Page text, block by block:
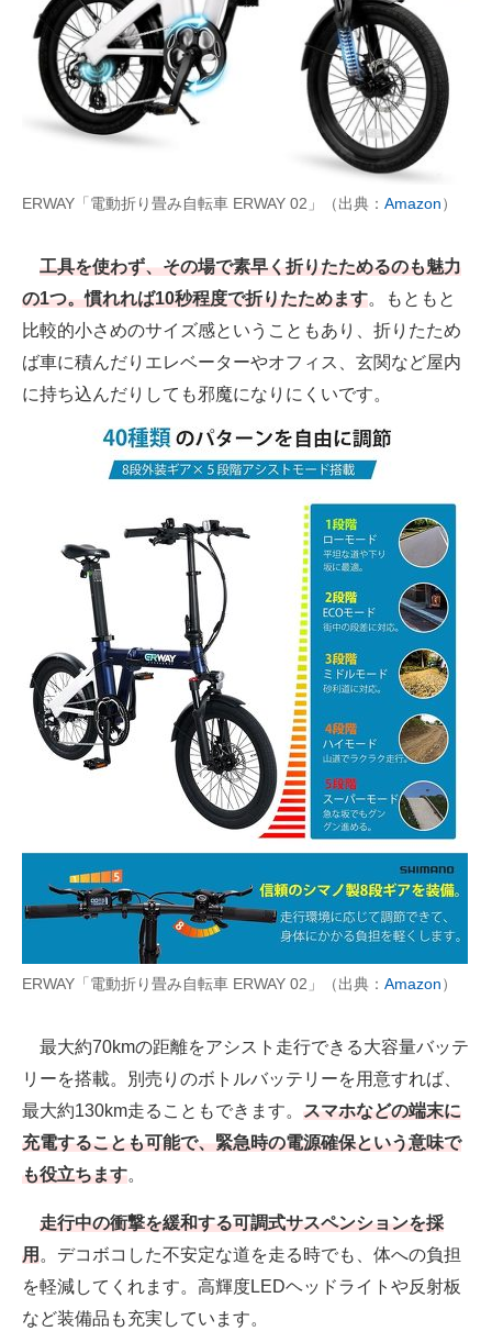
ERWAY「電動折り畳み自転車 ERWAY 02」（出典： Amazon）
工具を使わず、その場で素早く折りたためるのも魅力
の1つ。慣れれば10秒程度で折りたためます。もともと
比較的小さめのサイズ感ということもあり、折りたため
ば車に積んだりエレベーターやオフィス、玄関など屋内
に持ち込んだりしても邪魔になりにくいです。
ERWAY「電動折り畳み自転車 ERWAY 02」（出典： Amazon）
最大約70kmの距離をアシスト走行できる大容量バッテ
リーを搭載。別売りのボトルバッテリーを用意すれば、
最大約130km走ることもできます。 スマホなどの端末に
充電することも可能で、緊急時の電源確保という意味で
も役立ちます。
走行中の衝撃を緩和する可調式サスペンションを採
用。デコボコした不安定な道を走る時でも、体への負担
を軽減してくれます。高輝度LEDヘッドライトや反射板
など装備品も充実しています。